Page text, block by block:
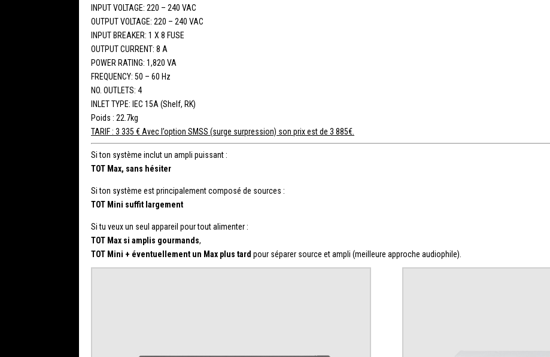
INPUT VOLTAGE: 220 – 240 VAC
OUTPUT VOLTAGE: 220 – 240 VAC
INPUT BREAKER: 1 X 8 FUSE
OUTPUT CURRENT: 8 A
POWER RATING: 1,820 VA
FREQUENCY: 50 – 60 Hz
NO. OUTLETS: 4
INLET TYPE: IEC 15A (Shelf, RK)
Poids : 22.7kg
TARIF : 3 335 € Avec l’option SMSS (surge surpression) son prix est de 3 885€.
Si ton système inclut un ampli puissant :
TOT Max, sans hésiter
Si ton système est principalement composé de sources :
TOT Mini suffit largement
Si tu veux un seul appareil pour tout alimenter :
TOT Max si amplis gourmands,
TOT Mini + éventuellement un Max plus tard pour séparer source et ampli (meilleure approche audiophile).